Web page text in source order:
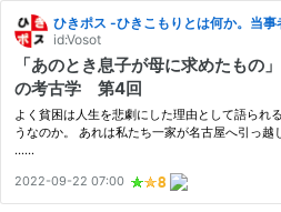
ひきポス -ひきこもりとは何か。当
id:Vosot
「あのとき息子が母に求めたもの
の考古学 第4回
よく貧困は人生を悲劇にした理由として語られ
うなのか。 あれは私たち一家が名古屋へ引っ越
……
2022-09-22 07:00